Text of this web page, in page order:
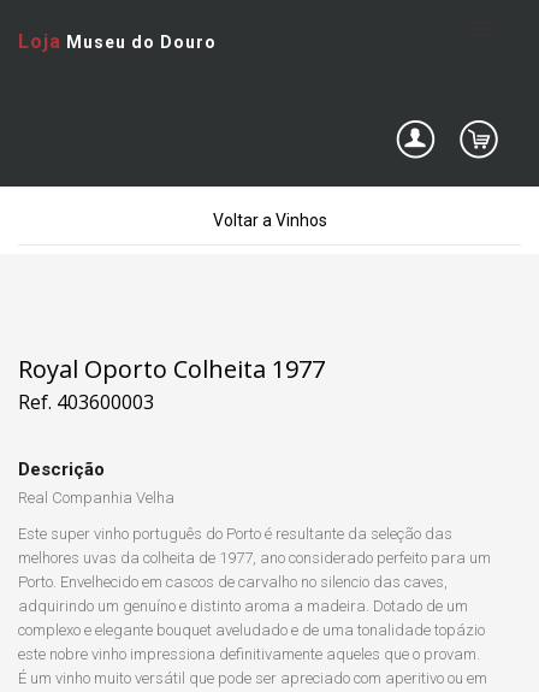
Loja Museu do Douro
Voltar a Vinhos
Royal Oporto Colheita 1977
Ref. 403600003
Descrição
Real Companhia Velha
Este super vinho português do Porto é resultante da seleção das
melhores uvas da colheita de 1977, ano considerado perfeito para um
Porto. Envelhecido em cascos de carvalho no silencio das caves,
adquirindo um genuíno e distinto aroma a madeira. Dotado de um
complexo e elegante bouquet aveludado e de uma tonalidade topázio
este nobre vinho impressiona definitivamente aqueles que o provam.
É um vinho muito versátil que pode ser apreciado com aperitivo ou em